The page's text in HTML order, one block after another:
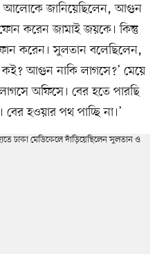
আলোকে জানিয়েছিলেন, আগুন
করেন জামাই জয়কে। কিন্তু
করেন। সুলতান বলেছিলেন,
কই? আগুন নাকি লাগসে?’ মেয়ে
অফিসে। বের হতে পারছি
হওয়ার পথ পাচ্ছি না।’